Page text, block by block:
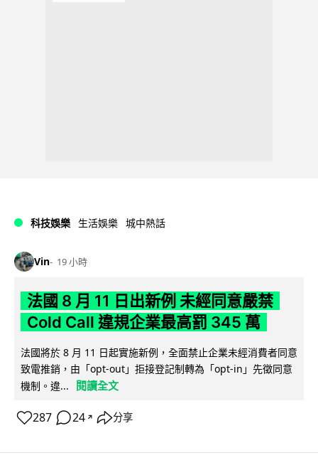
科技娛樂 生活娛樂 城中熱話
Vin 19 小時
法國 8 月 11 日出新例 未經同意嚴禁
Cold Call 違規企業最高罰 345 萬
法國將於 8 月 11 日起實施新例，全面禁止企業未經消費者同意
致電推銷，由「opt-out」拒接登記制轉為「opt-in」先徵同意
機制。違...
閱讀全文
287 24 ↗ 分享